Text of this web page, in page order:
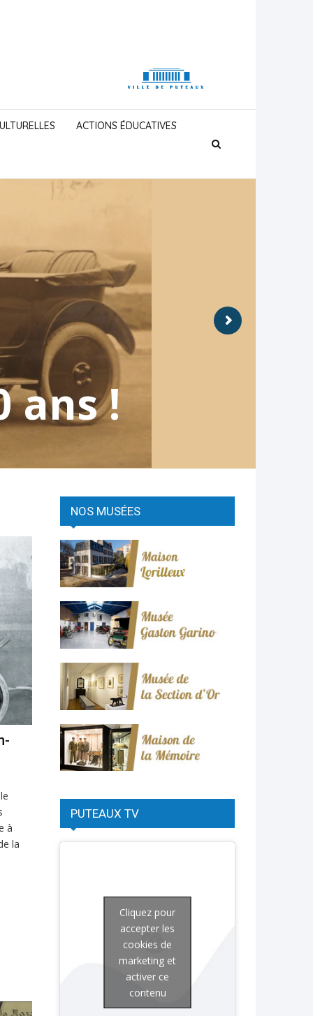
ACTIONS ÉDUCATIVES
ans !
à
la
NOS MUSÉES
PUTEAUX TV
Cliquez pour
accepter les
cookies de
marketing et
activer ce
contenu